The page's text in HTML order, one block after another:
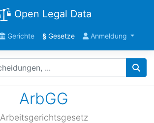
Open Legal Data
Gerichte §Gesetze Anmeldung
ArbGG
Arbeitsgerichtsgesetz